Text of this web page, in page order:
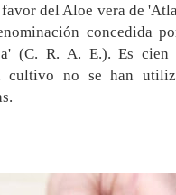
del Aloe vera de
concedida
(C. R. A. E.). Es
cultivo no se han